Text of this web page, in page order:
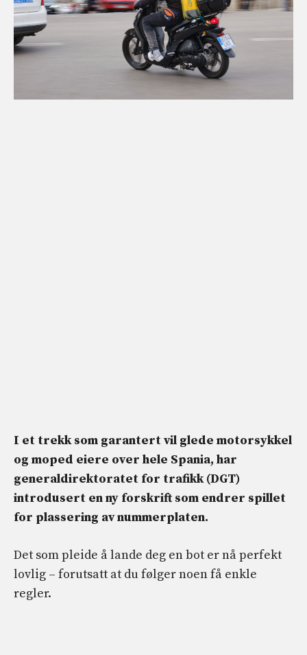
I et trekk som garantert vil glede motorsykkel
og moped eiere over hele Spania, har
generaldirektoratet for trafikk (DGT)
introdusert en ny forskrift som endrer spillet
for plassering av nummerplaten.
Det som pleide å lande deg en bot er nå perfekt
lovlig – forutsatt at du følger noen få enkle
regler.